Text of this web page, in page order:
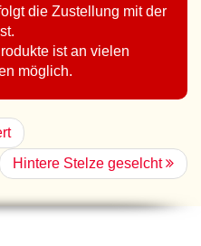
die Zustellung mit der
ist an vielen
möglich.
Hintere Stelze geselcht